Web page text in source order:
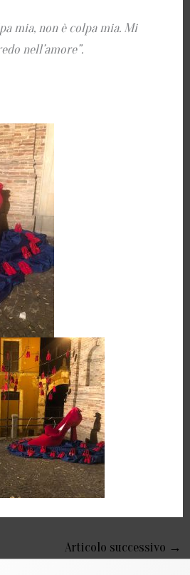
mia, non è colpa mia. Mi
nell’amore”.
Articolo successivo →